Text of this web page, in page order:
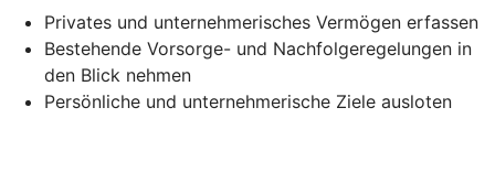
Privates und unternehmerisches Vermögen erfassen
Bestehende Vorsorge- und Nachfolgeregelungen in
den Blick nehmen
Persönliche und unternehmerische Ziele ausloten